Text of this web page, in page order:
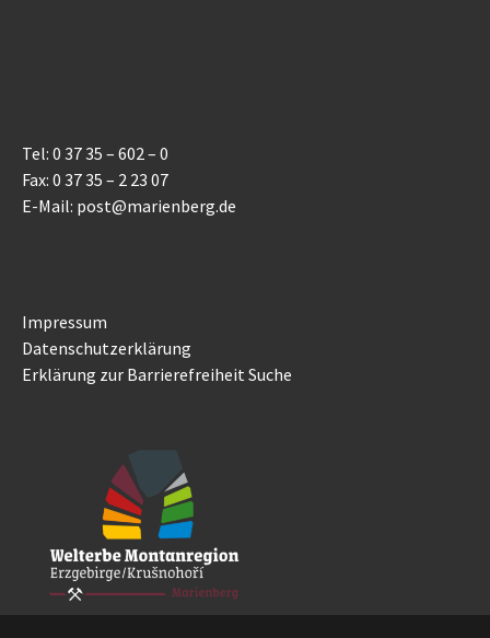
Tel: 0 37 35 – 602 – 0
Fax: 0 37 35 – 2 23 07
E-Mail: post@marienberg.de
Impressum
Datenschutzerklärung
Erklärung zur Barrierefreiheit Suche